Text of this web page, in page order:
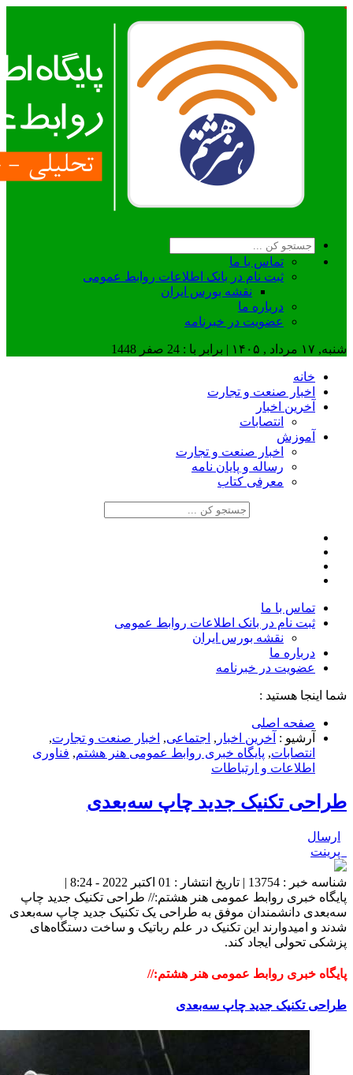
تماس با ما
ثبت نام در بانک اطلاعات روابط عمومی
نقشه بورس ایران
درباره ما
عضويت در خبرنامه
شنبه, ۱۷ مرداد , ۱۴۰۵ | برابر با : 24 صفر 1448
خانه
اخبار صنعت و تجارت
آخرین اخبار
انتصابات
آموزش
اخبار صنعت و تجارت
رساله و پایان نامه
معرفی کتاب
تماس با ما
ثبت نام در بانک اطلاعات روابط عمومی
نقشه بورس ایران
درباره ما
عضويت در خبرنامه
شما اینجا هستید :
صفحه اصلی
آرشیو : آخرین اخبار , اجتماعی, اخبار صنعت و تجارت,
انتصابات, پایگاه خبری روابط عمومی هنر هشتم, فناوری
اطلاعات و ارتباطات
طراحی تکنیک جدید چاپ سه‌بعدی
ارسال
پرینت
شناسه خبر : 13754 | تاریخ انتشار : 01 اکتبر 2022 - 8:24 |
پایگاه خبری روابط عمومی هنر هشتم:// طراحی تکنیک جدید چاپ
سه‌بعدی دانشمندان موفق به طراحی یک تکنیک جدید چاپ سه‌بعدی
شدند و امیدوارند این تکنیک در علم رباتیک و ساخت دستگاه‌های
پزشکی تحولی ایجاد کند.
پایگاه خبری روابط عمومی هنر هشتم://
طراحی تکنیک جدید چاپ سه‌بعدی